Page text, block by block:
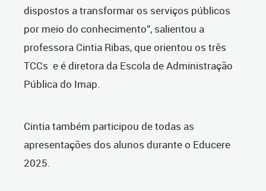
dispostos a transformar os serviços públicos
por meio do conhecimento”, salientou a
professora Cintia Ribas, que orientou os três
TCCs e é diretora da Escola de Administração
Pública do Imap.
Cintia também participou de todas as
apresentações dos alunos durante o Educere
2025.